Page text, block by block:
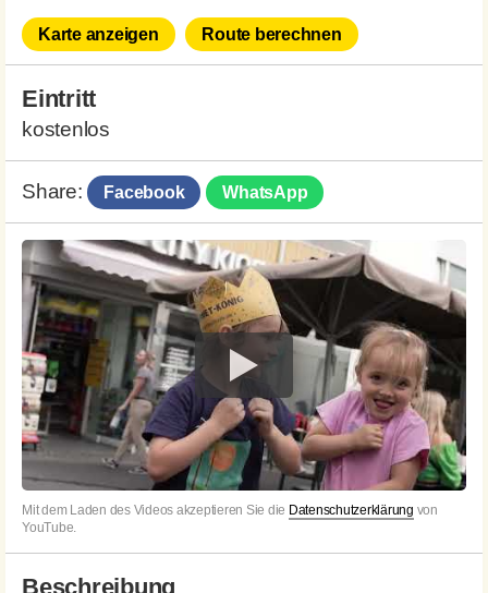
Karte anzeigen Route berechnen
Eintritt
kostenlos
Share: Facebook WhatsApp
Mit dem Laden des Videos akzeptieren Sie die Datenschutzerklärung von
YouTube.
Beschreibung